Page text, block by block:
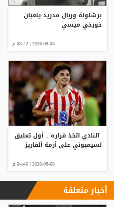
برشلونة وريال مدريد ينعيان
خورخي ميسي
2026-08-08 | 08:42 م
"النادي اتخذ قراره".. أول تعليق
لسيميوني على أزمة ألفاريز
2026-08-08 | 04:46 م
أخبار متعلقة